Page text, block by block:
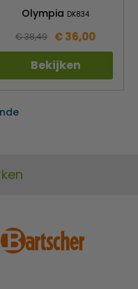
Olympia DK834
€ 38,49 € 36,00
Bekijken